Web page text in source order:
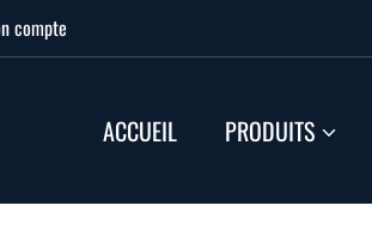
compte
ACCUEIL PRODUITS